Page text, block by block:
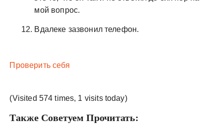
мой вопрос.
Вдалеке зазвонил телефон.
Проверить себя
(Visited 574 times, 1 visits today)
Также Советуем Прочитать: